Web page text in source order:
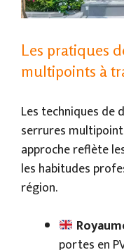
Les pratiques
multipoints à
Les techniques de
serrures
approche reflète
les habitudes
région.
portes en